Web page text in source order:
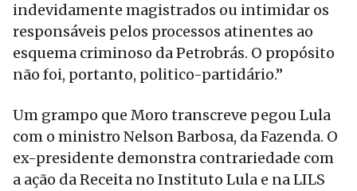
indevidamente magistrados ou intimidar os
responsáveis pelos processos atinentes ao
esquema criminoso da Petrobrás. O propósito
não foi, portanto, politico-partidário.”
Um grampo que Moro transcreve pegou Lula
com o ministro Nelson Barbosa, da Fazenda. O
ex-presidente demonstra contrariedade com
a ação da Receita no Instituto Lula e na LILS